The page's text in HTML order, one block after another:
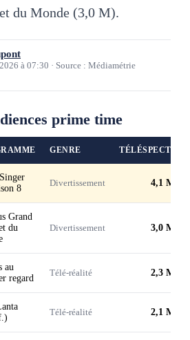
du Monde (3,0 M).
à07:30 · Source : Médiamétrie
prime time
GENRE
8
Divertissement 4,1 M
Grand
du
Divertissement 3,0 M
au
regard
Télé-réalité 2,3 M
Télé-réalité 2,1 M